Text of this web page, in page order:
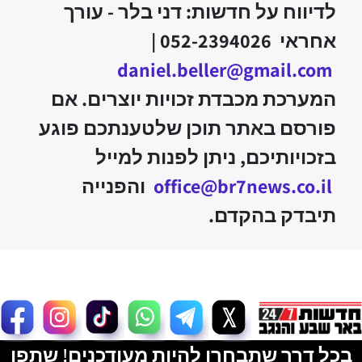
לדיווח על חדשות: דני בלר - עורך
אחראי 052-2394026 |
daniel.beller@gmail.com
המערכת מכבדת זכויות יוצרים. אם
פורסם באתר תוכן שלטענתכם פוגע
בזכויותיכם, ניתן לפנות למייל
office@br7news.co.il והפנייה
תיבדק בהקדם.
בכל דרך שתבחרו להיות מעודכנים! שתפו